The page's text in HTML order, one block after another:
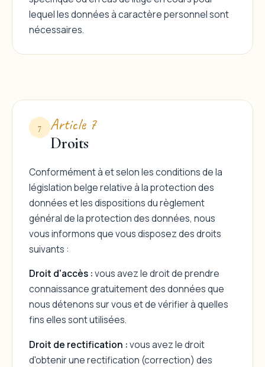
lequel les données à caractère personnel sont
nécessaires.
7
Article 7
Droits
Conformément à et selon les conditions de la
législation belge relative à la protection des
données et les dispositions du règlement
général de la protection des données, nous
vous informons que vous disposez des droits
suivants :
Droit d'accès :vous avez le droit de prendre
connaissance gratuitement des données que
nous détenons sur vous et de vérifier à quelles
fins elles sont utilisées.
Droit de rectification :vous avez le droit
d'obtenir une rectification (correction) des